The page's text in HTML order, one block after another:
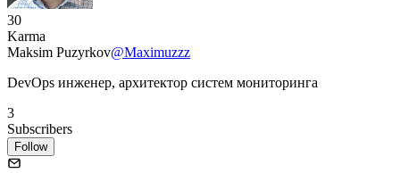
30
Karma
Maksim Puzyrkov@Maximuzzz
DevOps инженер, архитектор систем мониторинга
3
Subscribers
Follow